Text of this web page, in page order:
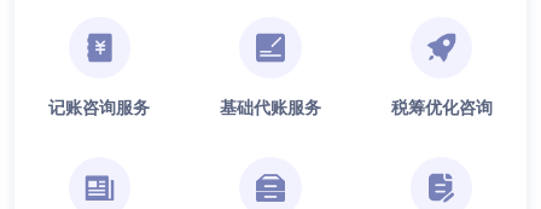
记账咨询服务 基础代账服务 税筹优化咨询